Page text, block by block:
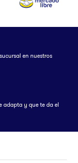
en nuestros
adapta y que te da el